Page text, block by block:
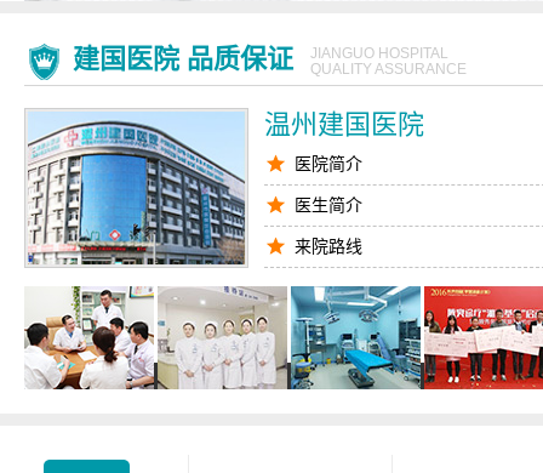
建国医院 品质保证
JIANGUO HOSPITAL
QUALITY ASSURANCE
温州建国医院
医院简介
医生简介
来院路线
腋臭医生 九对一服务 医院环境